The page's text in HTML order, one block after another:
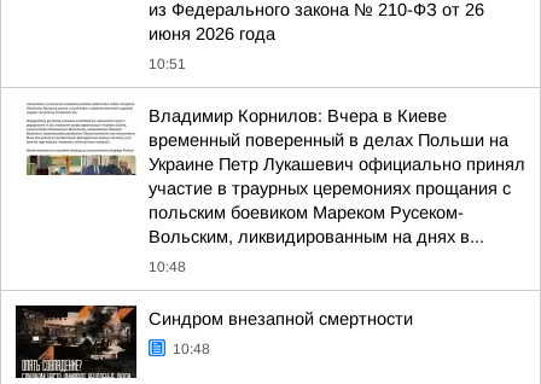
из Федерального закона № 210-ФЗ от 26
июня 2026 года
10:51
Владимир Корнилов: Вчера в Киеве
временный поверенный в делах Польши на
Украине Петр Лукашевич официально принял
участие в траурных церемониях прощания с
польским боевиком Мареком Русеком-
Вольским, ликвидированным на днях в...
10:48
Синдром внезапной смертности
10:48